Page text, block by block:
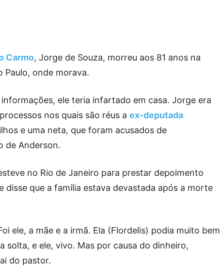
Carmo, Jorge de Souza, morreu aos 81 anos na
Paulo, onde morava.
ele teria infartado em casa. Jorge era
nos quais são réus a ex-deputada
e uma neta, que foram acusados de
de Anderson.
no Rio de Janeiro para prestar depoimento
disse que a família estava devastada após a morte
ele, a mãe e a irmã. Ela (Flordelis) podia muito bem
solta, e ele, vivo. Mas por causa do dinheiro,
do pastor.